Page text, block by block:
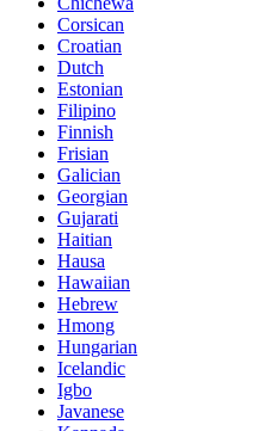
Corsican
Croatian
Dutch
Estonian
Filipino
Finnish
Frisian
Galician
Georgian
Gujarati
Haitian
Hausa
Hawaiian
Hebrew
Hmong
Hungarian
Icelandic
Igbo
Javanese